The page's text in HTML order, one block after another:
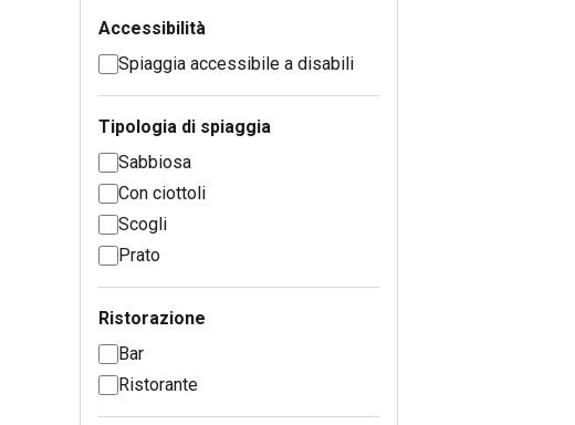
Accessibilità
Spiaggia accessibile a disabili
Tipologia di spiaggia
Sabbiosa
Con ciottoli
Scogli
Prato
Ristorazione
Bar
Ristorante